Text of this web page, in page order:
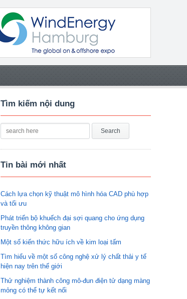
Tìm kiếm nội dung
Tin bài mới nhất
Cách lựa chọn kỹ thuật mô hình hóa CAD phù hợp
và tối ưu
Phát triển bộ khuếch đại sợi quang cho ứng dụng
truyền thông không gian
Một số kiến thức hữu ích về kim loại tấm
Tìm hiểu về một số công nghệ xử lý chất thải y tế
hiện nay trên thế giới
Thử nghiệm thành công mô-đun điện tử dạng màng
mỏng có thể tự kết nối